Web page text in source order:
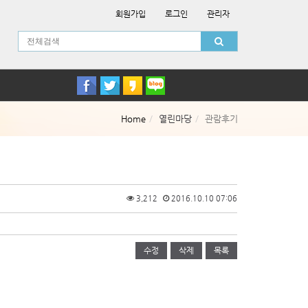
회원가입 로그인 관리자
Home 열린마당 관람후기
3,212 2016.10.10 07:06
수정 삭제 목록